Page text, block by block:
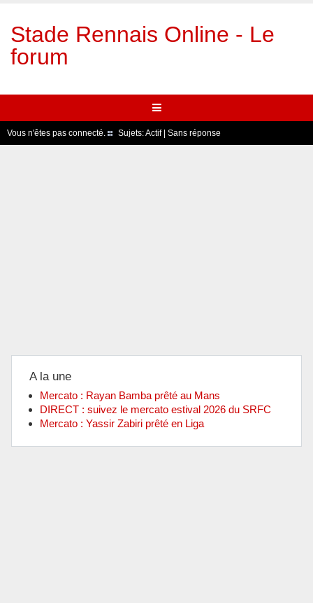
Stade Rennais Online - Le
forum
Vous n'êtes pas connecté. Sujets:Actif| Sans réponse
A la une
Mercato : Rayan Bamba prêté au Mans
DIRECT : suivez le mercato estival 2026 du SRFC
Mercato : Yassir Zabiri prêté en Liga